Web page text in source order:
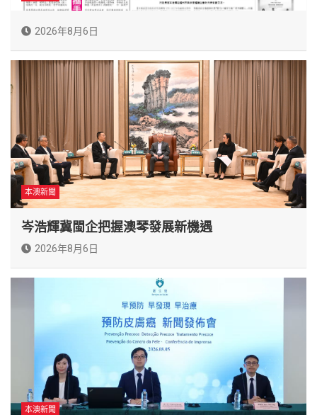
2026年8月6日
本澳新聞
岑浩輝冀閩企把握澳琴發展新機遇
2026年8月6日
本澳新聞